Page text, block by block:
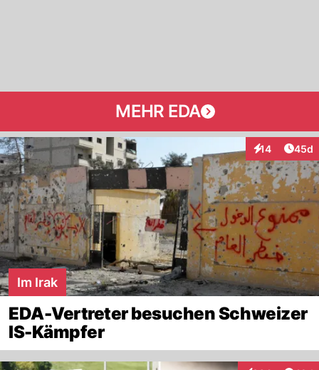
MEHR EDA
14
Interaktionen
45d
Im Irak
EDA-Vertreter besuchen Schweizer
IS-Kämpfer